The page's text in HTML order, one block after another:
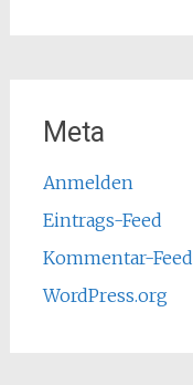
Meta
Anmelden
Eintrags-Feed
Kommentar-Feed
WordPress.org